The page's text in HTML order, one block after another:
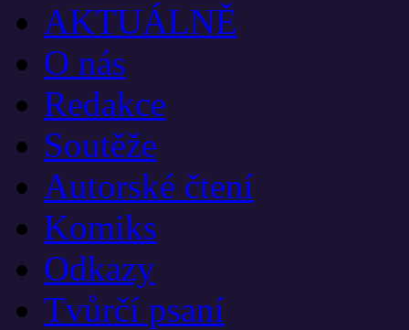
AKTUÁLNĚ
O nás
Redakce
Soutěže
Autorské čtení
Komiks
Odkazy
Tvůrčí psaní